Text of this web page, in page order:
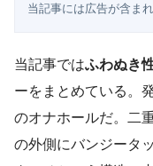
当記事には広告が含まれ
当記事ではふわぬき
ーをまとめている。
のオナホールだ。二
の外側にバンジータ